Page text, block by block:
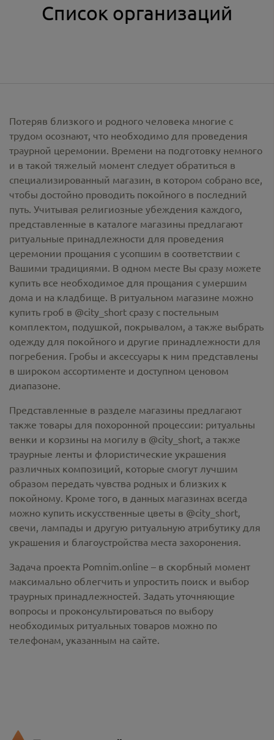
Список организаций
Потеряв близкого и родного человека многие с
трудом осознают, что необходимо для проведения
траурной церемонии. Времени на подготовку немного
и в такой тяжелый момент следует обратиться в
специализированный магазин, в котором собрано все,
чтобы достойно проводить покойного в последний
путь. Учитывая религиозные убеждения каждого,
представленные в каталоге магазины предлагают
ритуальные принадлежности для проведения
церемонии прощания с усопшим в соответствии с
Вашими традициями. В одном месте Вы сразу можете
купить все необходимое для прощания с умершим
дома и на кладбище. В ритуальном магазине можно
купить гроб в @city_short сразу с постельным
комплектом, подушкой, покрывалом, а также выбрать
одежду для покойного и другие принадлежности для
погребения. Гробы и аксессуары к ним представлены
в широком ассортименте и доступном ценовом
диапазоне.
Представленные в разделе магазины предлагают
также товары для похоронной процессии: ритуальны
венки и корзины на могилу в @city_short, а также
траурные ленты и флористические украшения
различных композиций, которые смогут лучшим
образом передать чувства родных и близких к
покойному. Кроме того, в данных магазинах всегда
можно купить искусственные цветы в @city_short,
свечи, лампады и другую ритуальную атрибутику для
украшения и благоустройства места захоронения.
Задача проекта Pomnim.online – в скорбный момент
максимально облегчить и упростить поиск и выбор
траурных принадлежностей. Задать уточняющие
вопросы и проконсультироваться по выбору
необходимых ритуальных товаров можно по
телефонам, указанным на сайте.